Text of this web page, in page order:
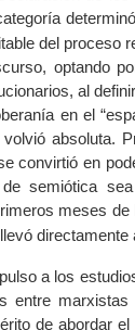
del proceso
optando
al
en el
absoluta.
convirtió en
semiótica
meses
directamente
a los
entre
de abordar